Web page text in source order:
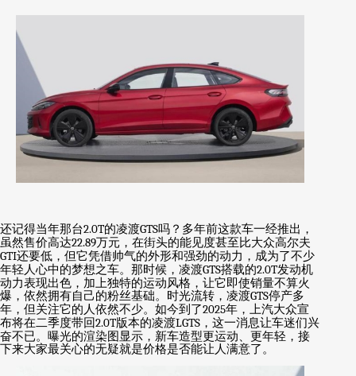
还记得当年那台2.0T的凌渡GTS吗？多年前这款车一经推出，
虽然售价高达22.89万元，在街头的能见度甚至比大众高尔夫
GTI还要低，但它凭借帅气的外形和强劲的动力，成为了不少
年轻人心中的梦想之车。那时候，凌渡GTS搭载的2.0T发动机
动力表现出色，加上独特的运动风格，让它即使销量不算火
爆，依然拥有自己的粉丝基础。时光流转，凌渡GTS停产多
年，但关注它的人依然不少。如今到了2025年，上汽大众宣
布将在二季度带回2.0T版本的凌渡LGTS ，这一消息让车迷们兴
奋不已。曝光的渲染图显示，新车造型更运动、更年轻，接
下来大家最关心的无疑就是价格是否能让人满意了。